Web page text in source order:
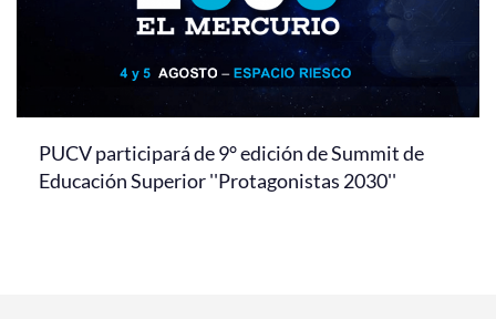
PUCV participará de 9° edición de Summit de
Educación Superior ''Protagonistas 2030''